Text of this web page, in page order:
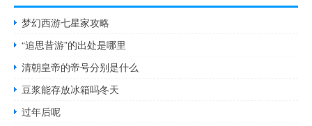
梦幻西游七星家攻略
“追思昔游”的出处是哪里
清朝皇帝的帝号分别是什么
豆浆能存放冰箱吗冬天
过年后呢